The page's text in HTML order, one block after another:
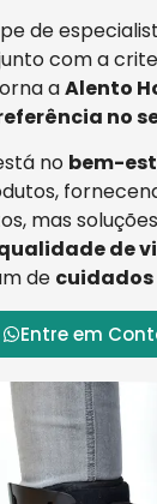
de
com a
aAlento
no
no bem-
mas
de
de cuidados
Entre em